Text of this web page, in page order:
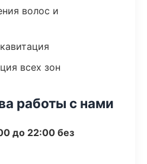
волос и
всех зон
работы с нами
до 22:00 без